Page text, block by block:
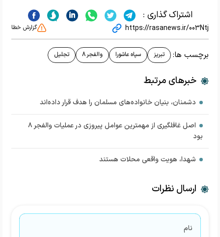
اشتراک گذاری :
https://rasanews.ir/003Ntj گزارش خطا
برچسب ها: تبریز سپاه عاشورا والفجر 8 تجلیل
خبرهای مرتبط
دشمنان، بنیان خانواده‌های مسلمان را هدف قرار داده‌اند
اصل غافلگیری از مهمترین عوامل پیروزی در عملیات والفجر ۸
بود
شهدا، هویت واقعی محلات هستند
ارسال نظرات